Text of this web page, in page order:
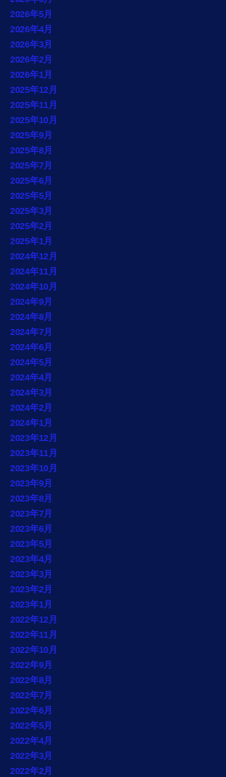
2026年5月
2026年4月
2026年3月
2026年2月
2026年1月
2025年12月
2025年11月
2025年10月
2025年9月
2025年8月
2025年7月
2025年6月
2025年5月
2025年3月
2025年2月
2025年1月
2024年12月
2024年11月
2024年10月
2024年9月
2024年8月
2024年7月
2024年6月
2024年5月
2024年4月
2024年3月
2024年2月
2024年1月
2023年12月
2023年11月
2023年10月
2023年9月
2023年8月
2023年7月
2023年6月
2023年5月
2023年4月
2023年3月
2023年2月
2023年1月
2022年12月
2022年11月
2022年10月
2022年9月
2022年8月
2022年7月
2022年6月
2022年5月
2022年4月
2022年3月
2022年2月